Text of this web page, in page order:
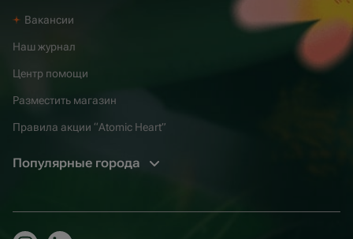
Вакансии
Наш журнал
Центр помощи
Разместить магазин
Правила акции “Atomic Heart”
Популярные города